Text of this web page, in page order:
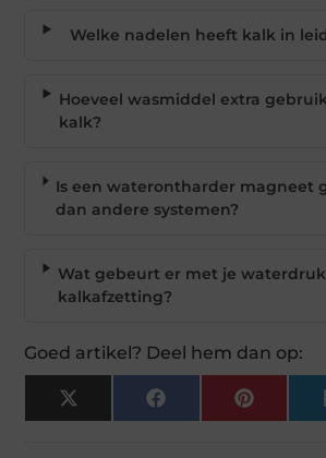
Welke nadelen heeft kalk in
Hoeveel wasmiddel extra
kalk?
Is een waterontharder magneet
dan andere systemen?
Wat gebeurt er met je
kalkafzetting?
Goed artikel? Deel hem dan op:
X
(Twitter)
Facebook Pinterest